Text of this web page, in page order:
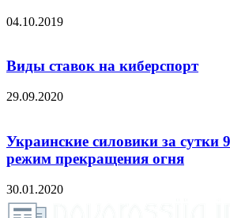
04.10.2019
Виды ставок на киберспорт
29.09.2020
Украинские силовики за сутки
режим прекращения огня
30.01.2020